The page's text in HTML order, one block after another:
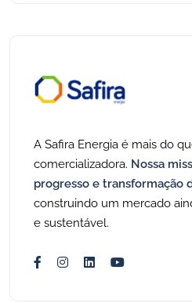
A Safira Energia é mais do
comercializadora. Nossa
progresso e transformação
construindo um mercado
e sustentável.